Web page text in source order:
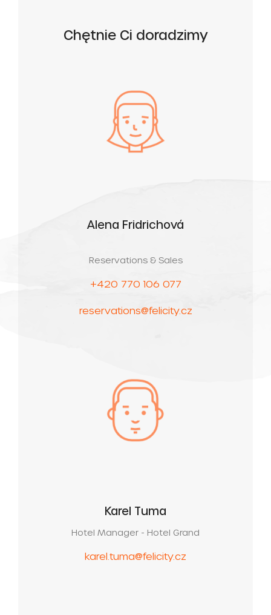
Chętnie Ci doradzimy
Alena Fridrichová
Reservations & Sales
+420 770 106 077
reservations@felicity.cz
Karel Tuma
Hotel Manager - Hotel Grand
karel.tuma@felicity.cz